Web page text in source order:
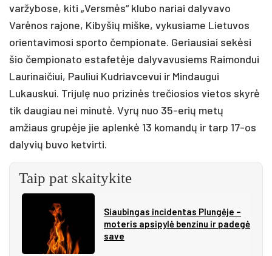
varžybose, kiti „Versmės“ klubo nariai dalyvavo
Varėnos rajone, Kibyšių miške, vykusiame Lietuvos
orientavimosi sporto čempionate. Geriausiai sekėsi
šio čempionato estafetėje dalyvavusiems Raimondui
Laurinaičiui, Pauliui Kudriavcevui ir Mindaugui
Lukauskui. Trijulę nuo prizinės trečiosios vietos skyrė
tik daugiau nei minutė. Vyrų nuo 35-erių metų
amžiaus grupėje jie aplenkė 13 komandų ir tarp 17-os
dalyvių buvo ketvirti.
Taip pat skaitykite
Siau­bin­gas in­ci­den­tas Plun­gė­je –
mo­te­ris ap­si­py­lė ben­zi­nu ir pa­de­gė
sa­ve